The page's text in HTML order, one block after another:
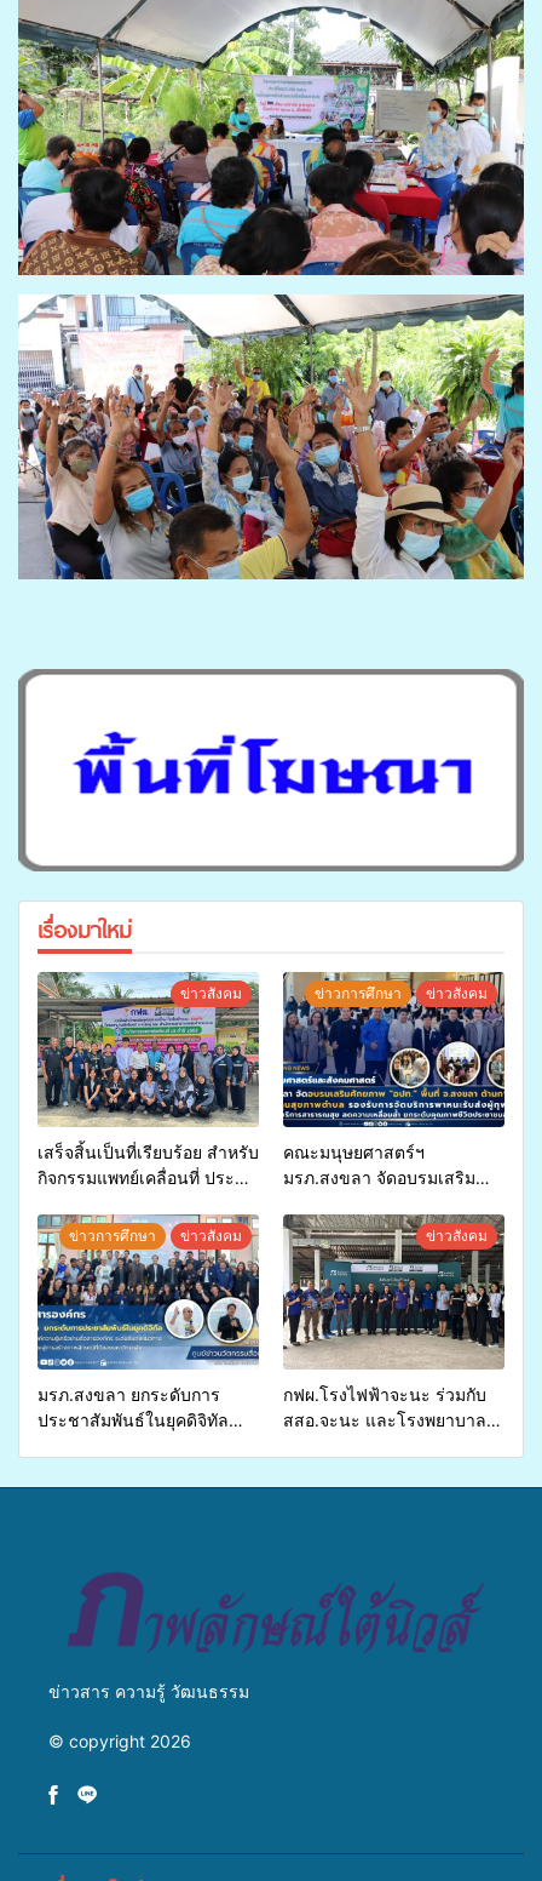
เรื่องมาใหม่
ข่าวสังคม
เสร็จสิ้นเป็นที่เรียบร้อย สำหรับ
กิจกรรมแพทย์เคลื่อนที่ ประจำ
สุขภาพแก่ประชาชนในพื้นที่
อำเภอจะนะ
ข่าวการศึกษา ข่าวสังคม
คณะมนุษยศาสตร์ฯ
มรภ.สงขลา จัดอบรมเสริม
จ่ายงบกองทุนสุขภาพตำบล
รองรับการจัดบริการพาหนะรับ
ส่งผู้ทุพพลภาพเพื่อเข้ารับ
บริการสาธารณสุข ลดความ
เหลื่อมล้ำ ยกระดับคุณภาพ
ชีวิตประชาชนอย่างยั่งยืน
ข่าวการศึกษา ข่าวสังคม
มรภ.สงขลา ยกระดับการ
ประชาสัมพันธ์ในยุคดิจิทัล
ข่าวสังคม
กฟผ.โรงไฟฟ้าจะนะ ร่วมกับ
สสอ.จะนะ และโรงพยาบาล
ข่าวสาร ความรู้ วัฒนธรรม
© copyright 2026